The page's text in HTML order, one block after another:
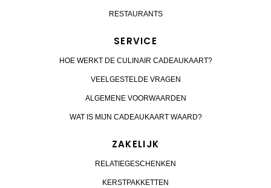
RESTAURANTS
SERVICE
HOE WERKT DE CULINAIR CADEAUKAART?
VEELGESTELDE VRAGEN
ALGEMENE VOORWAARDEN
WAT IS MIJN CADEAUKAART WAARD?
ZAKELIJK
RELATIEGESCHENKEN
KERSTPAKKETTEN